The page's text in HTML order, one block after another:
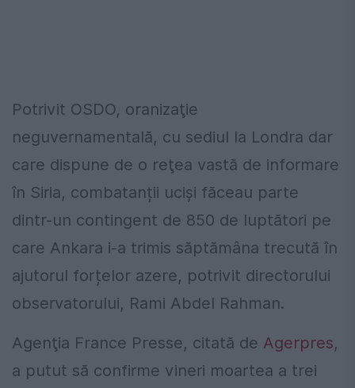
Potrivit OSDO, oranizaţie
neguvernamentală, cu sediul la Londra dar
care dispune de o reţea vastă de informare
în Siria, combatanții uciși făceau parte
dintr-un contingent de 850 de luptători pe
care Ankara i-a trimis săptămâna trecută în
ajutorul forțelor azere, potrivit directorului
observatorului, Rami Abdel Rahman.
Agenţia France Presse, citată de Agerpres,
a putut să confirme vineri moartea a trei